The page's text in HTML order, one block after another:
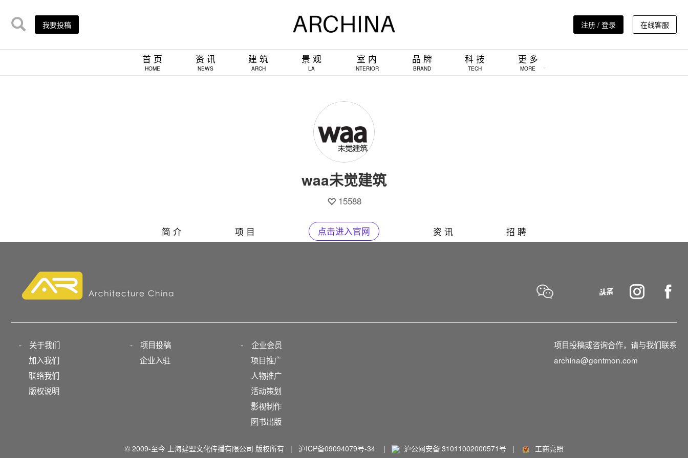
我要投稿 注册 / 登录 在线客服
首 页
HOME
资 讯
NEWS
建 筑
ARCH
景 观
LA
室 内
INTERIOR
品 牌
BRAND
科 技
TECH
更 多
MORE
waa未觉建筑
15588
简 介 项 目 点击进入官网 资 讯 招 聘
-
关于我们
加入我们
联络我们
版权说明
-
项目投稿
企业入驻
-
企业会员
项目推广
人物推广
活动策划
影视制作
图书出版
项目投稿或咨询合作，请与我们联系
archina@gentmon.com
© 2009-至今 上海建盟文化传播有限公司 版权所有 | 沪ICP备09094079号-34| 沪公网安备 31011002000571号 | 工商亮照